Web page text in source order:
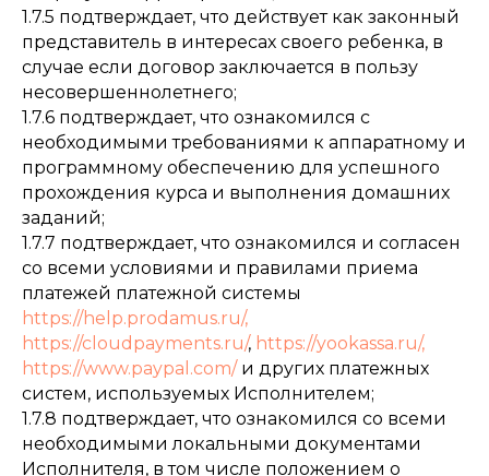
1.7.5 подтверждает, что действует как законный
представитель в интересах своего ребенка, в
случае если договор заключается в пользу
несовершеннолетнего;
1.7.6 подтверждает, что ознакомился с
необходимыми требованиями к аппаратному и
программному обеспечению для успешного
прохождения курса и выполнения домашних
заданий;
1.7.7 подтверждает, что ознакомился и согласен
со всеми условиями и правилами приема
платежей платежной системы
https://help.prodamus.ru/,
https://cloudpayments.ru/, https://yookassa.ru/,
https://www.paypal.com/и других платежных
систем, используемых Исполнителем;
1.7.8 подтверждает, что ознакомился со всеми
необходимыми локальными документами
Исполнителя, в том числе положением о